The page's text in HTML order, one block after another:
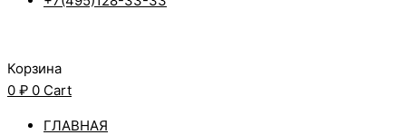
Корзина
0 ₽ 0 Cart
ГЛАВНАЯ